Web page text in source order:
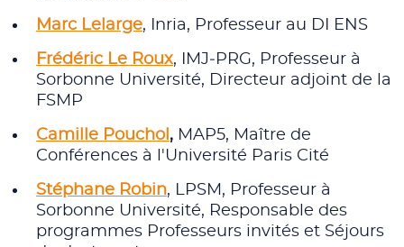
Marc Lelarge, Inria, Professeur au DI ENS
Frédéric Le Roux, IMJ‑PRG, Professeur à
Sorbonne Université, Directeur adjoint de la
FSMP
Camille Pouchol , MAP5, Maître de
Conférences à l'Université Paris Cité
Stéphane Robin, LPSM, Professeur à
Sorbonne Université, Responsable des
programmes Professeurs invités et Séjours